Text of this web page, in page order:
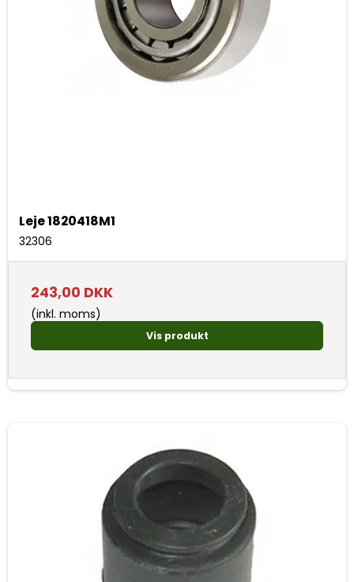
Leje 1820418M1
32306
243,00 DKK
(inkl. moms)
Vis produkt